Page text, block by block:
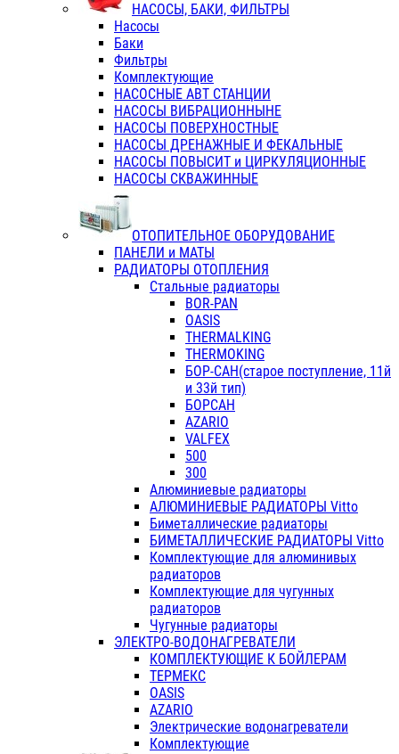
НАСОСЫ, БАКИ, ФИЛЬТРЫ
Насосы
Баки
Фильтры
Комплектующие
НАСОСНЫЕ АВТ СТАНЦИИ
НАСОСЫ ВИБРАЦИОННЫНЕ
НАСОСЫ ПОВЕРХНОСТНЫЕ
НАСОСЫ ДРЕНАЖНЫЕ И ФЕКАЛЬНЫЕ
НАСОСЫ ПОВЫСИТ и ЦИРКУЛЯЦИОННЫЕ
НАСОСЫ СКВАЖИННЫЕ
ОТОПИТЕЛЬНОЕ ОБОРУДОВАНИЕ
ПАНЕЛИ и МАТЫ
РАДИАТОРЫ ОТОПЛЕНИЯ
Стальные радиаторы
BOR-PAN
OASIS
THERMALKING
THERMOKING
БОР-САН(старое поступление, 11й
и 33й тип)
БОРСАН
AZARIO
VALFEX
500
300
Алюминиевые радиаторы
АЛЮМИНИЕВЫЕ РАДИАТОРЫ Vitto
Биметаллические радиаторы
БИМЕТАЛЛИЧЕСКИЕ РАДИАТОРЫ Vitto
Комплектующие для алюминивых
радиаторов
Комплектующие для чугунных
радиаторов
Чугунные радиаторы
ЭЛЕКТРО-ВОДОНАГРЕВАТЕЛИ
КОМПЛЕКТУЮЩИЕ К БОЙЛЕРАМ
ТЕРМЕКС
OASIS
AZARIO
Электрические водонагреватели
Комплектующие